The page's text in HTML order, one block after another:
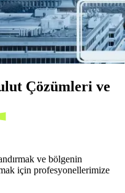
Çözümleri ve
ve bölgenin
için profesyonellerimize